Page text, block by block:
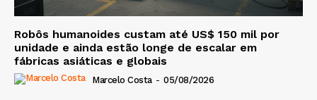
Robôs humanoides custam até US$ 150 mil por
unidade e ainda estão longe de escalar em
fábricas asiáticas e globais
Marcelo Costa - 05/08/2026